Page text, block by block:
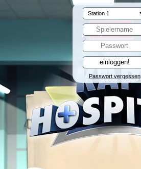
Passwort vergessen